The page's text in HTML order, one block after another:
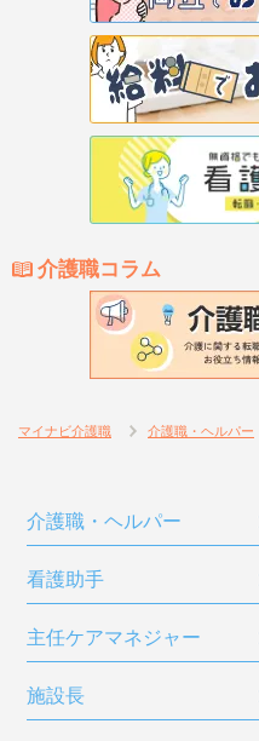
介護職コラム
マイナビ介護職 介護職・ヘルパー
介護職・ヘルパー
看護助手
主任ケアマネジャー
施設長